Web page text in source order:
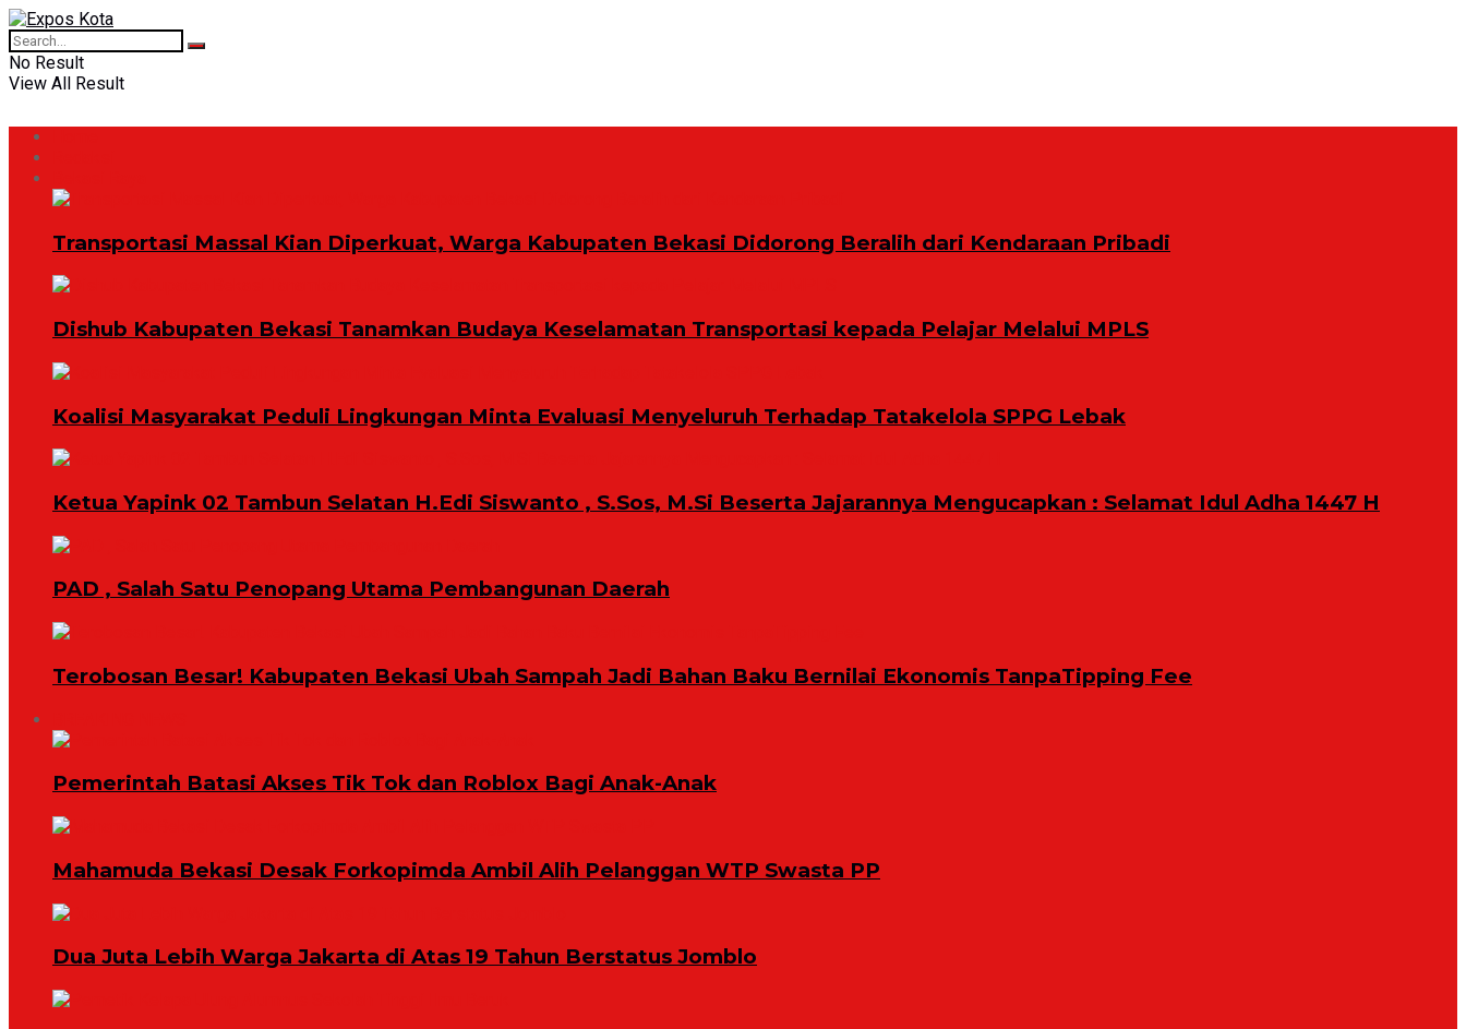
No Result
View All Result
Transportasi Massal Kian Diperkuat, Warga Kabupaten Bekasi Didorong Beralih dari Kendaraan Pribadi
Dishub Kabupaten Bekasi Tanamkan Budaya Keselamatan Transportasi kepada Pelajar Melalui MPLS
Koalisi Masyarakat Peduli Lingkungan Minta Evaluasi Menyeluruh Terhadap Tatakelola SPPG Lebak
Ketua Yapink 02 Tambun Selatan H.Edi Siswanto , S.Sos, M.Si Beserta Jajarannya Mengucapkan : Selamat Idul Adha 1447 H
PAD , Salah Satu Penopang Utama Pembangunan Daerah
Terobosan Besar! Kabupaten Bekasi Ubah Sampah Jadi Bahan Baku Bernilai Ekonomis TanpaTipping Fee
Pemerintah Batasi Akses Tik Tok dan Roblox Bagi Anak-Anak
Mahamuda Bekasi Desak Forkopimda Ambil Alih Pelanggan WTP Swasta PP
Dua Juta Lebih Warga Jakarta di Atas 19 Tahun Berstatus Jomblo